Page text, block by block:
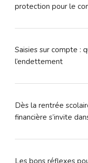
protection pour le
Saisies sur compte :
l’endettement
Dès la rentrée
financière s’invite
Les bons réflexes